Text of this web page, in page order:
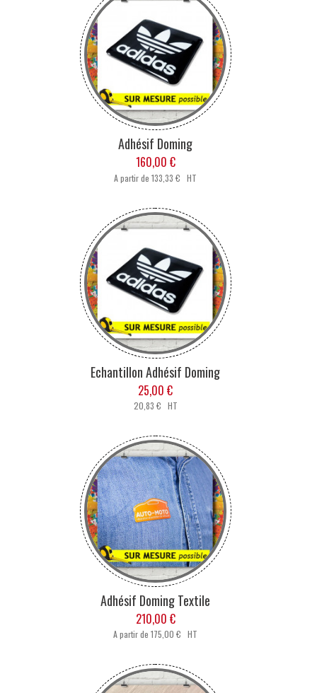
Adhésif Doming
160,00 €
A partir de133,33 € HT
Echantillon Adhésif Doming
25,00 €
20,83 € HT
Adhésif Doming Textile
210,00 €
A partir de175,00 € HT